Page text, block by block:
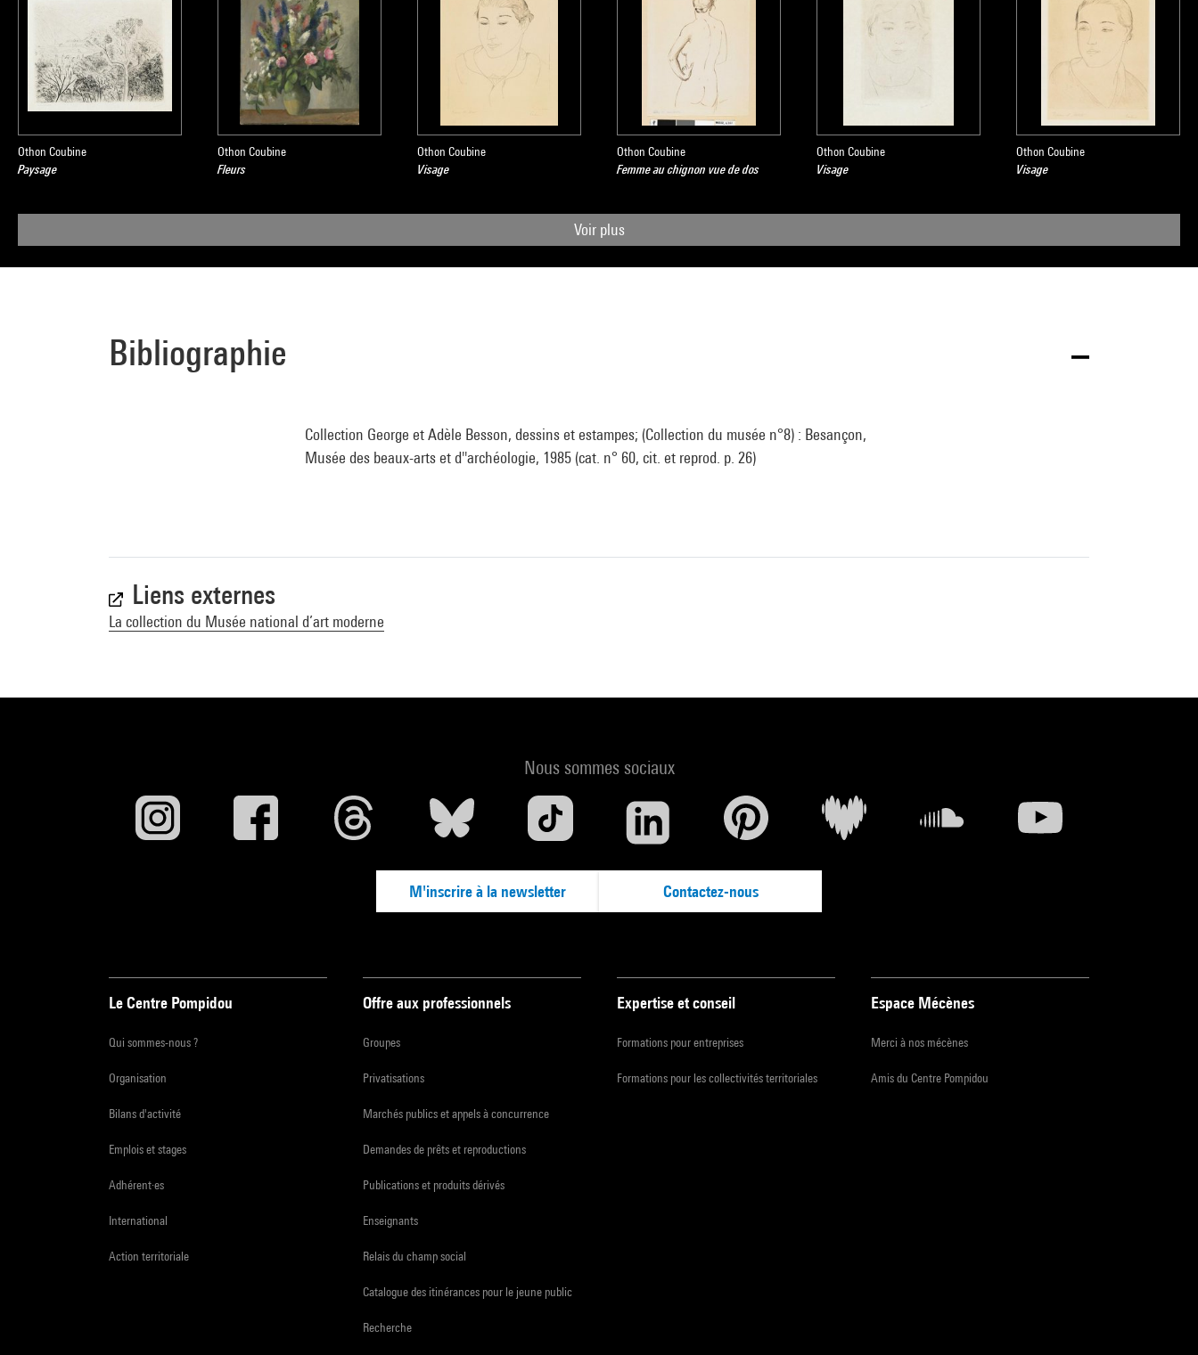
Othon Coubine
Paysage
Othon Coubine
Fleurs
Othon Coubine
Visage
Othon Coubine
Femme au chignon vue de dos
Othon Coubine
Visage
Othon Coubine
Visage
Voir plus
Bibliographie
Collection George et Adèle Besson, dessins et estampes; (Collection du musée n°8) : Besançon,
Musée des beaux-arts et d''archéologie, 1985 (cat. n° 60, cit. et reprod. p. 26)
Liens externes
La collection du Musée national d’art moderne
Nous sommes sociaux
M'inscrire à la newsletter Contactez-nous
Le Centre Pompidou
Qui sommes-nous ?
Organisation
Bilans d'activité
Emplois et stages
Adhérent·es
International
Action territoriale
Offre aux professionnels
Groupes
Privatisations
Marchés publics et appels à concurrence
Demandes de prêts et reproductions
Publications et produits dérivés
Enseignants
Relais du champ social
Catalogue des itinérances pour le jeune public
Recherche
Expertise et conseil
Formations pour entreprises
Formations pour les collectivités territoriales
Espace Mécènes
Merci à nos mécènes
Amis du Centre Pompidou